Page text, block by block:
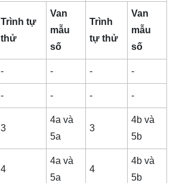
Trình tự
thử
Van
mẫu
số
Trình
tự thử
Van
mẫu
số
- - - -
- - - -
3
4a và
5a
3
4b và
5b
4
4a và
5a
4
4b và
5b